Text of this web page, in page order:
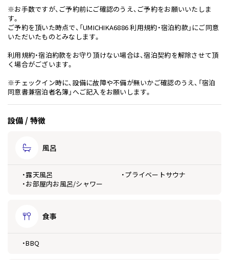
※お手数ですが、ご予約前にご確認のうえ、ご予約をお願いいたしま
す。
ご予約を頂いた時点で、「UMICHIKA6886 利用規約・宿泊約款」にご同意
いただいたものとみなします。
利用規約・宿泊約款をお守り頂けない場合は、宿泊契約を解除させて頂
く場合がございます。
※チェックイン時に、設備に故障や不備が無いかご確認のうえ、「宿泊
同意書兼宿泊者名簿」へご記入をお願いします。
設備 / 特徴
風呂
・露天風呂
・プライベートサウナ
・お部屋内お風呂/シャワー
食事
・BBQ